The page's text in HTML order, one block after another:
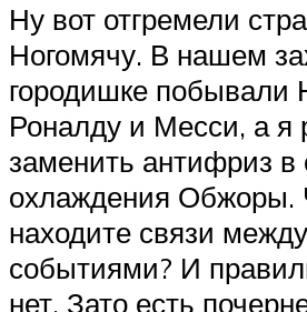
Ну вот отгремели
Ногомячу. В нашем
городишке побывали
Роналду и Месси, а я
заменить антифриз в
охлаждения Обжоры.
находите связи
событиями? И
нет. Зато есть